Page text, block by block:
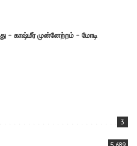
– காஷ்மீர் முன்னேற்றம் – மோடி
3